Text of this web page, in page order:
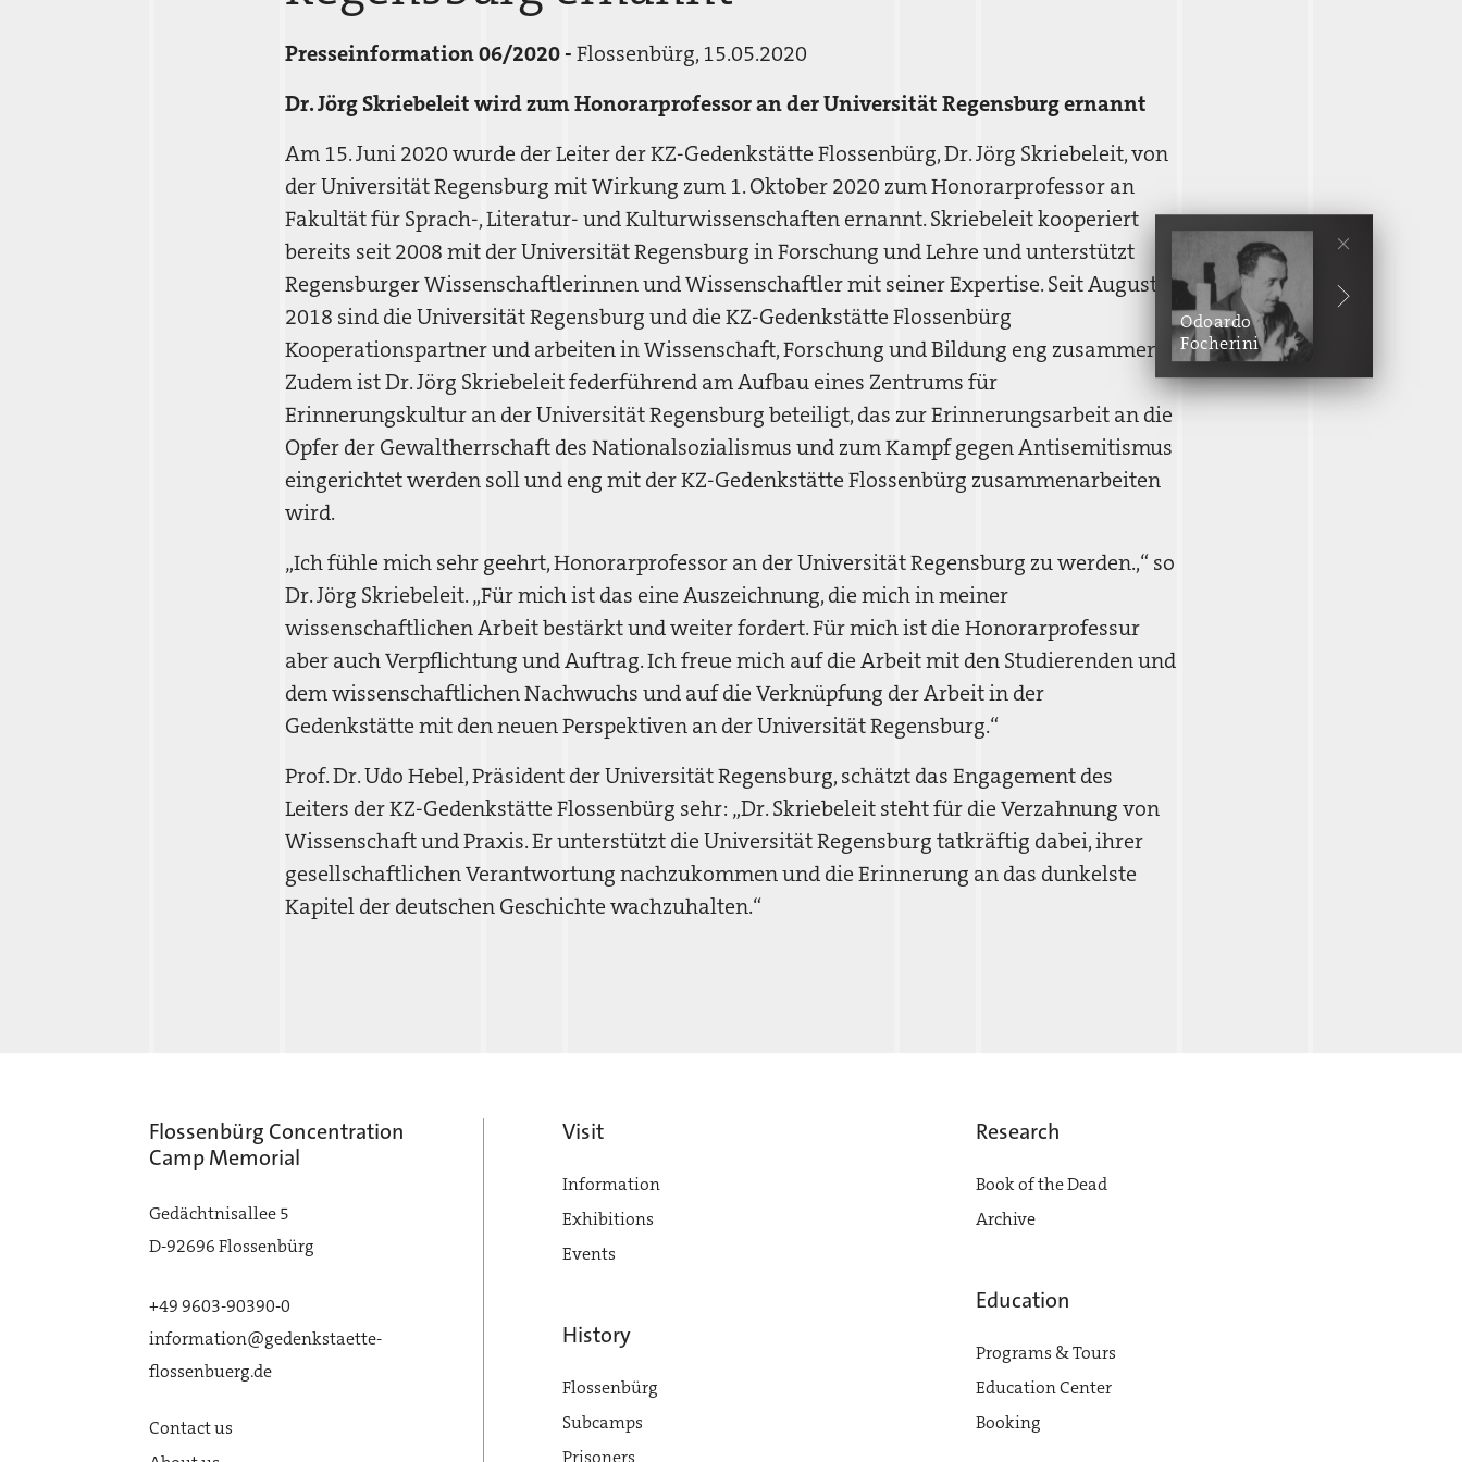
Presseinformation 06/2020 -Flossenbürg, 15.05.2020
Dr. Jörg Skriebeleit wird zum Honorarprofessor an der Universität Regensburg ernannt
Am 15. Juni 2020 wurde der Leiter der KZ-Gedenkstätte Flossenbürg, Dr. Jörg Skriebeleit, von
der Universität Regensburg mit Wirkung zum 1. Oktober 2020 zum Honorarprofessor an
Fakultät für Sprach-, Literatur- und Kulturwissenschaften ernannt. Skriebeleit kooperiert
bereits seit 2008 mit der Universität Regensburg in Forschung und Lehre und unterstützt
Regensburger Wissenschaftlerinnen und Wissenschaftler mit seiner Expertise. Seit August
2018 sind die Universität Regensburg und die KZ-Gedenkstätte Flossenbürg
Kooperationspartner und arbeiten in Wissenschaft, Forschung und Bildung eng zusammen.
Zudem ist Dr. Jörg Skriebeleit federführend am Aufbau eines Zentrums für
Erinnerungskultur an der Universität Regensburg beteiligt, das zur Erinnerungsarbeit an die
Opfer der Gewaltherrschaft des Nationalsozialismus und zum Kampf gegen Antisemitismus
eingerichtet werden soll und eng mit der KZ-Gedenkstätte Flossenbürg zusammenarbeiten
wird.
„Ich fühle mich sehr geehrt, Honorarprofessor an der Universität Regensburg zu werden.,“ so
Dr. Jörg Skriebeleit. „Für mich ist das eine Auszeichnung, die mich in meiner
wissenschaftlichen Arbeit bestärkt und weiter fordert. Für mich ist die Honorarprofessur
aber auch Verpflichtung und Auftrag. Ich freue mich auf die Arbeit mit den Studierenden und
dem wissenschaftlichen Nachwuchs und auf die Verknüpfung der Arbeit in der
Gedenkstätte mit den neuen Perspektiven an der Universität Regensburg.“
Prof. Dr. Udo Hebel, Präsident der Universität Regensburg, schätzt das Engagement des
Leiters der KZ-Gedenkstätte Flossenbürg sehr: „Dr. Skriebeleit steht für die Verzahnung von
Wissenschaft und Praxis. Er unterstützt die Universität Regensburg tatkräftig dabei, ihrer
gesellschaftlichen Verantwortung nachzukommen und die Erinnerung an das dunkelste
Kapitel der deutschen Geschichte wachzuhalten.“
Odoardo
Focherini
Flossenbürg Concentration
Camp Memorial
Gedächtnisallee 5
D-92696 Flossenbürg
+49 9603-90390-0
information@gedenkstaette-
flossenbuerg.de
Contact us
Visit
Information
Exhibitions
Events
History
Flossenbürg
Subcamps
Prisoners
Research
Book of the Dead
Archive
Education
Programs & Tours
Education Center
Booking